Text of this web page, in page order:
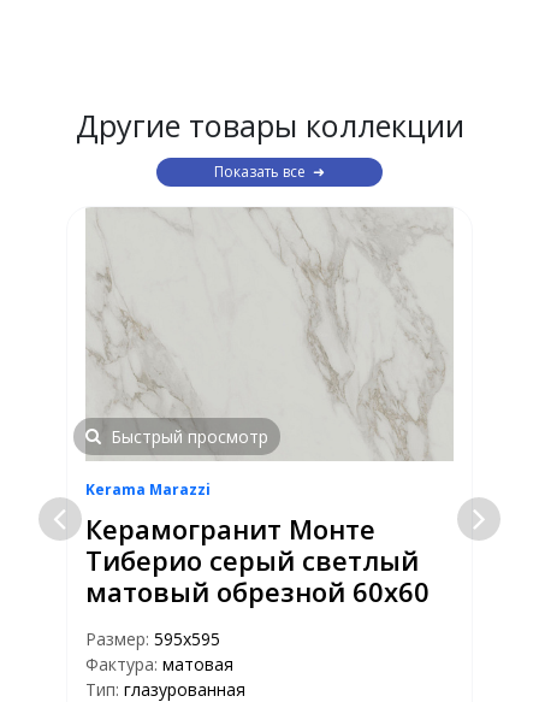
Другие товары коллекции
Показать все
Быстрый просмотр
Kerama Marazzi
Керамогранит Монте
Тиберио серый светлый
матовый обрезной 60х60
Размер: 595х595
Фактура: матовая
Тип: глазурованная